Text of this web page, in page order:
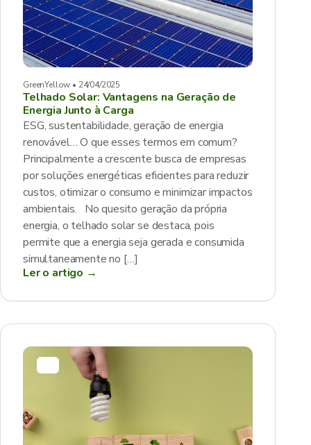
GreenYellow • 24/04/2025
Telhado Solar: Vantagens na Geração de
Energia Junto à Carga
ESG, sustentabilidade, geração de energia
renovável… O que esses termos em comum?
Principalmente a crescente busca de empresas
por soluções energéticas eficientes para reduzir
custos, otimizar o consumo e minimizar impactos
ambientais. No quesito geração da própria
energia, o telhado solar se destaca, pois
permite que a energia seja gerada e consumida
simultaneamente no […]
Ler o artigo →